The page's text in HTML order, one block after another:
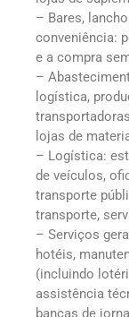
– Bares,
conveniência:
e a compra
–
logística,
lojas de
– Logística:
de veículos,
transporte
transporte,
– Serviços
hotéis,
(incluindo
assistência
bancas de